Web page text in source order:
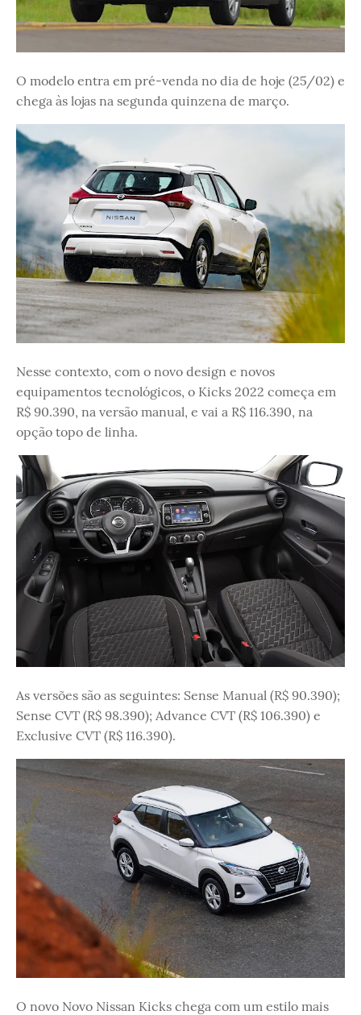
O modelo entra em pré-venda no dia de hoje (25/02) e
chega às lojas na segunda quinzena de março.
Nesse contexto, com o novo design e novos
equipamentos tecnológicos, o Kicks 2022 começa em
R$ 90.390, na versão manual, e vai a R$ 116.390, na
opção topo de linha.
As versões são as seguintes: Sense Manual (R$ 90.390);
Sense CVT (R$ 98.390); Advance CVT (R$ 106.390) e
Exclusive CVT (R$ 116.390).
O novo Novo Nissan Kicks chega com um estilo mais